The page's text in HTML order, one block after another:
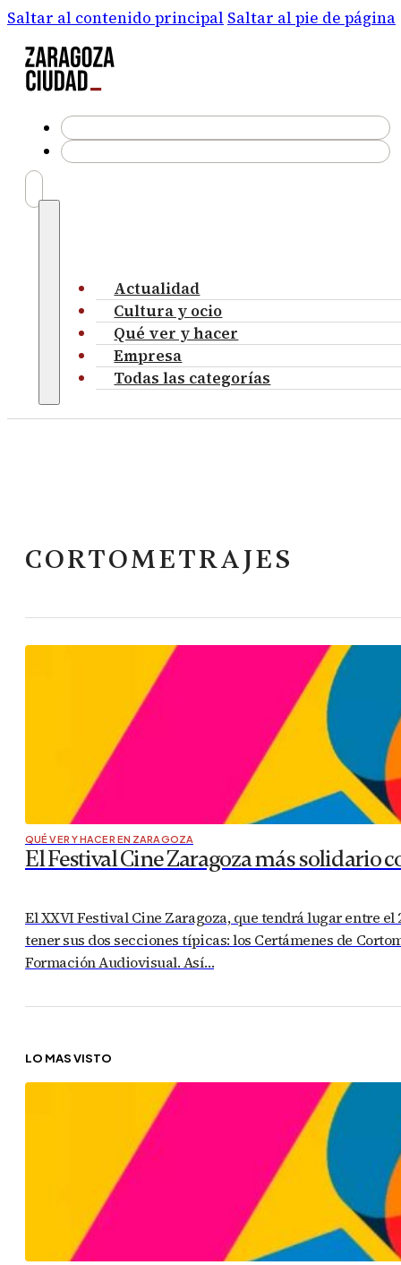
Saltar al contenido principal Saltar al pie de página
Actualidad
Cultura y ocio
Qué ver y hacer
Empresa
Todas las categorías
CORTOMETRAJES
QUÉ VER Y HACER EN ZARAGOZA
El Festival Cine Zaragoza más solidario
El XXVI Festival Cine Zaragoza, que tendrá lugar entre
tener sus dos secciones típicas: los Certámenes de
Formación Audiovisual. Así…
LO MÁS VISTO